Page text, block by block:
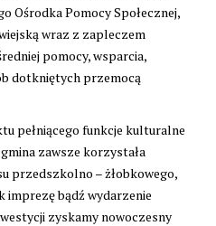
Ośrodka Pomocy Społecznej,
wraz z zapleczem
pomocy, wsparcia,
dotkniętych przemocą
pełniącego funkcje kulturalne
zawsze korzystała
przedszkolno – żłobkowego,
imprezę bądź wydarzenie
zyskamy nowoczesny